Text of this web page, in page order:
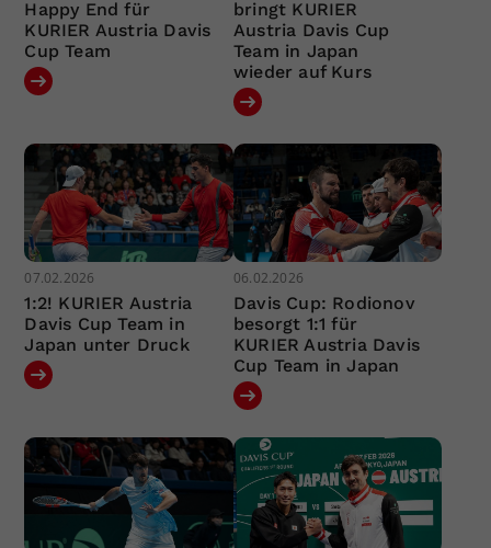
Happy End für
KURIER Austria Davis
Cup Team
bringt KURIER
Austria Davis Cup
Team in Japan
wieder auf Kurs
07.02.2026
1:2! KURIER Austria
Davis Cup Team in
Japan unter Druck
06.02.2026
Davis Cup: Rodionov
besorgt 1:1 für
KURIER Austria Davis
Cup Team in Japan